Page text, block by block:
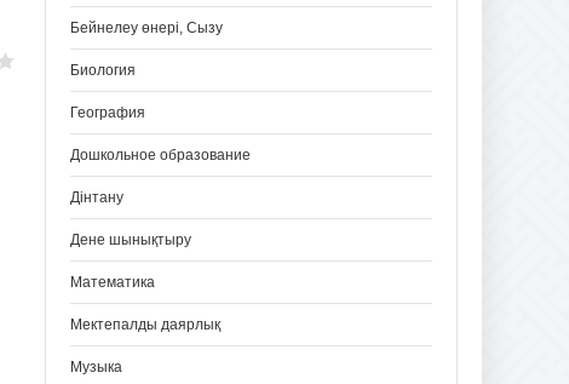
Бейнелеу өнері, Сызу
Биология
География
Дошкольное образование
Дінтану
Дене шынықтыру
Математика
Мектепалды даярлық
Музыка